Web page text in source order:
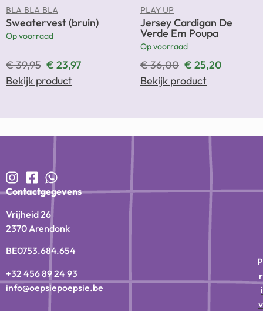
BLA BLA BLA
Sweatervest (bruin)
Op voorraad
€39,95 € 23,97
Bekijk product
PLAY UP
Jersey Cardigan De
Verde Em Poupa
Op voorraad
€36,00 € 25,20
Bekijk product
Contactgegevens
Vrijheid 26
2370 Arendonk
BE0753.684.654
+32 456 89 24 93
info@oepsiepoepsie.be
P
r
i
v